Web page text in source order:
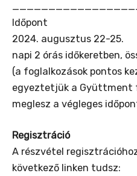
Időpont
2024. augusztus 22-25.
napi 2 órás időkeretben,
(a foglalkozások pontos
egyeztetjük a Gyüttment
meglesz a végleges
Regisztráció
A részvétel
következő linken tudsz: